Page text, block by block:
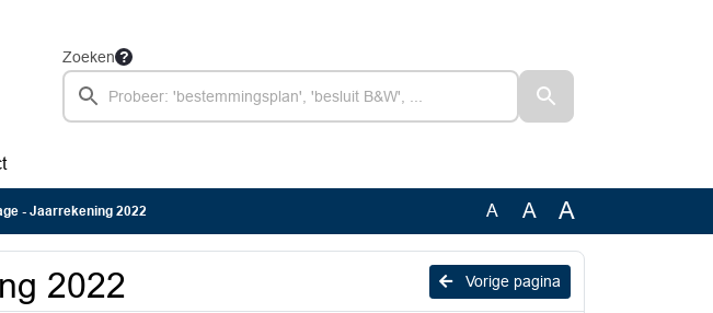
Zoeken
- Jaarrekening 2022 A A A
Vorige pagina
2022